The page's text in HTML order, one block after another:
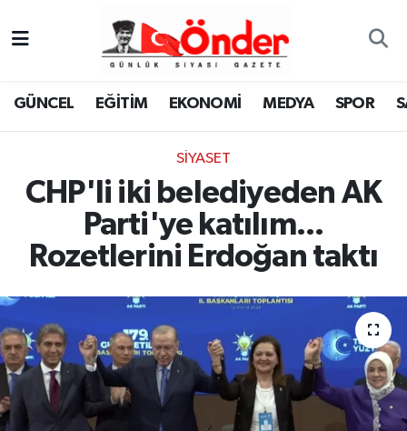
GÜNCEL EĞİTİM EKONOMİ MEDYA SPOR
SİYASET
CHP'li iki belediyeden AK
Parti'ye katılım...
Rozetlerini Erdoğan taktı
GÜNCEL
MEDYA
SPOR
SAĞLIK
KÜLTÜR-SANAT
YAŞAM
Zonguldak Nöbetçi Eczaneler
Zonguldak Namaz Vakitleri
Zonguldak Trafik Yoğunluk Haritası
TFF 3.Lig 4.Grup Puan Durumu ve Fikstür
Tüm Manşetler
Son Dakika Haberleri
Haber Arşivi